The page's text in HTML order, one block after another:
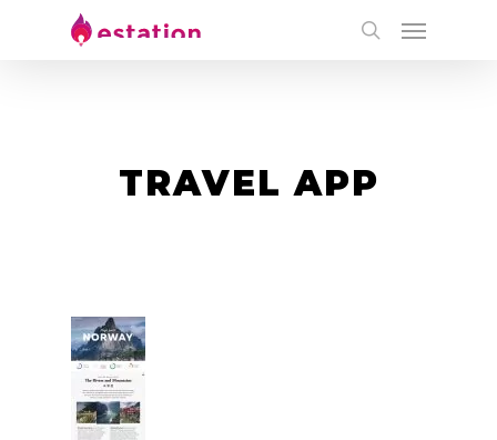
TRAVEL APP